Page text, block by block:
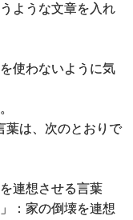
ような文章を入れ
使わないように気
葉は、次のとおりで
連想させる言葉
：家の倒壊を連想